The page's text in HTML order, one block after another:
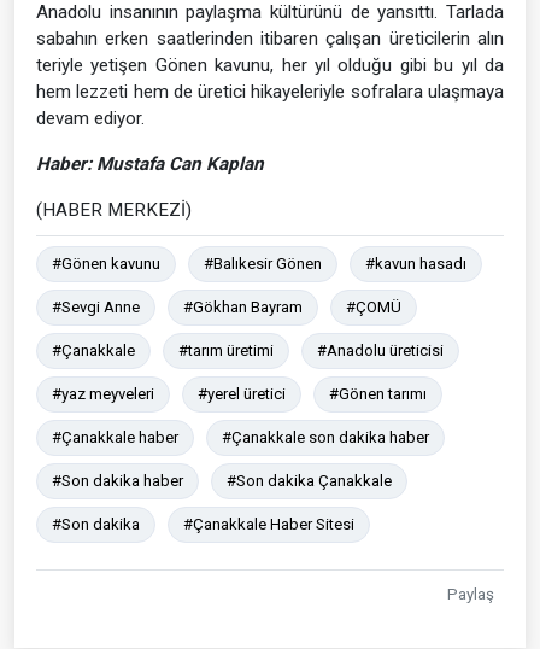
Anadolu insanının paylaşma kültürünü de yansıttı. Tarlada
sabahın erken saatlerinden itibaren çalışan üreticilerin alın
teriyle yetişen Gönen kavunu, her yıl olduğu gibi bu yıl da
hem lezzeti hem de üretici hikayeleriyle sofralara ulaşmaya
devam ediyor.
Haber: Mustafa Can Kaplan
(HABER MERKEZİ)
#Gönen kavunu #Balıkesir Gönen #kavun hasadı
#Sevgi Anne #Gökhan Bayram #ÇOMÜ
#Çanakkale #tarım üretimi #Anadolu üreticisi
#yaz meyveleri #yerel üretici #Gönen tarımı
#Çanakkale haber #Çanakkale son dakika haber
#Son dakika haber #Son dakika Çanakkale
#Son dakika #Çanakkale Haber Sitesi
Paylaş